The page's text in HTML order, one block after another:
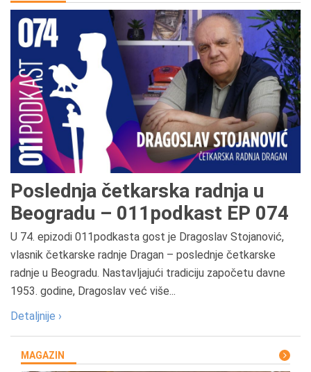
Poslednja četkarska radnja u
Beogradu – 011podkast EP 074
U 74. epizodi 011podkasta gost je Dragoslav Stojanović,
vlasnik četkarske radnje Dragan – poslednje četkarske
radnje u Beogradu. Nastavljajući tradiciju započetu davne
1953. godine, Dragoslav već više...
Detaljnije ›
MAGAZIN